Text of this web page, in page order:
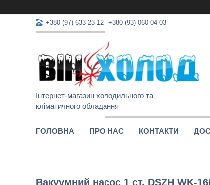
+380 (97) 633-23-12 +380 (93) 060-04-03
Інтернет-магазин холодильного та
кліматичного обладання
ГОЛОВНА ПРО НАС КОНТАКТИ
Вакуумний насос 1 ст. DSZH WK-